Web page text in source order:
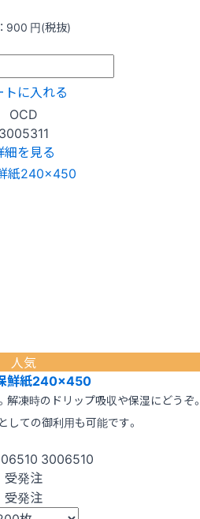
900 円(税抜)
トに入れる
OCD
3005311
細を見る
人気
鮮紙240×450
解凍時のドリップ吸収や保湿にどうぞ
しての御利用も可能です。
3006510
受発注
受発注